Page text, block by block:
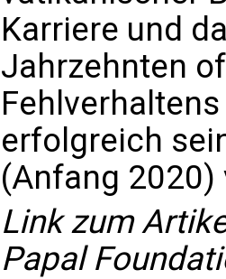
Karriere und
Jahrzehnten
erfolgreich
(Anfang 2020)
Link zum
Papal